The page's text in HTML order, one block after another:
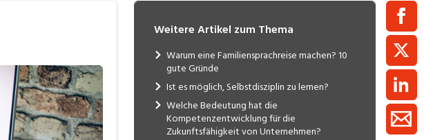
Weitere Artikel zum Thema
Warum eine Familiensprachreise machen? 10
gute Gründe
Ist es möglich, Selbstdisziplin zu lernen?
Welche Bedeutung hat die
Kompetenzentwicklung für die
Zukunftsfähigkeit von Unternehmen?